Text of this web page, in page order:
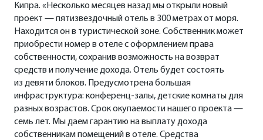
Кипра. «Несколько месяцев назад мы открыли новый
проект — пятизвездочный отель в 300 метрах от моря.
Находится он в туристической зоне. Собственник может
приобрести номер в отеле с оформлением права
собственности, сохранив возможность на возврат
средств и получение дохода. Отель будет состоять
из девяти блоков. Предусмотрена большая
инфраструктура: конференц-залы, детские комнаты для
разных возрастов. Срок окупаемости нашего проекта —
семь лет. Мы даем гарантию на выплату дохода
собственникам помещений в отеле. Средства